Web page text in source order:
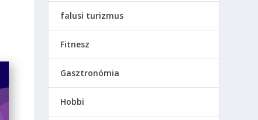
falusi turizmus
Fitnesz
Gasztronómia
Hobbi